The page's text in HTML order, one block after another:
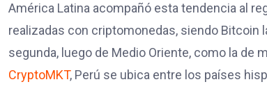
América Latina acompañó esta tendencia al
realizadas con criptomonedas, siendo Bitcoin
segunda, luego de Medio Oriente, como la de
CryptoMKT, Perú se ubica entre los países